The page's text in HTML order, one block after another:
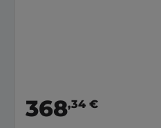
368,34 €